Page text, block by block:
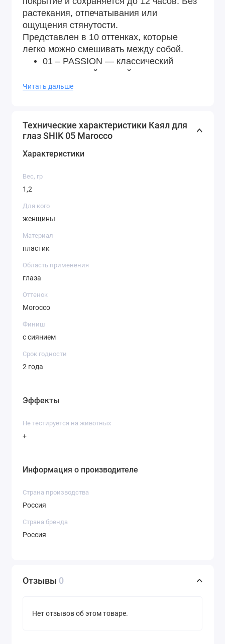
растекания, отпечатывания или
ощущения стянутости.
Представлен в 10 оттенках, которые
легко можно смешивать между собой.
01 – PASSION — классический
насыщенный черный оттенок.
02 – BITTERSWEET — шоколадный
оттенок подчеркивает контур глаз и
добавляет им объем.
универсальный оттенок, подойдет
06 – SEASIDE — глубокий синий
оттенок подчеркнет красоту голубых
оттенок для создания вечернего
макияжа.
травянисто-зеленый с мельчайшими
золотистыми частицами.
18 – CALIPSO — песочный теплый
Нанесите на внутренний или
При необходимости растушуйте.
за пару минут.
Вес: 1,2 г
Читать дальше
Технические характеристики Каял для
глаз SHIK 05 Marocco
Характеристики
Вес, гр
1,2
Для кого
женщины
Материал
пластик
Область применения
глаза
Оттенок
Morocco
Финиш
с сиянием
Срок годности
2 года
Эффекты
Не тестируется на животных
+
Информация о производителе
Страна производства
Россия
Страна бренда
Россия
Отзывы 0
Нет отзывов об этом товаре.